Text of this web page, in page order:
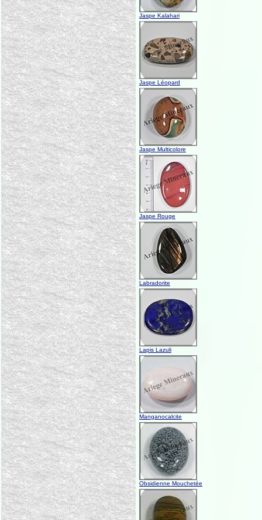
Jaspe Kalahari
Jaspe Léopard
Jaspe Multicolore
Jaspe Rouge
Labradorite
Lapis Lazuli
Manganocalcite
Obsidienne Mouchetée